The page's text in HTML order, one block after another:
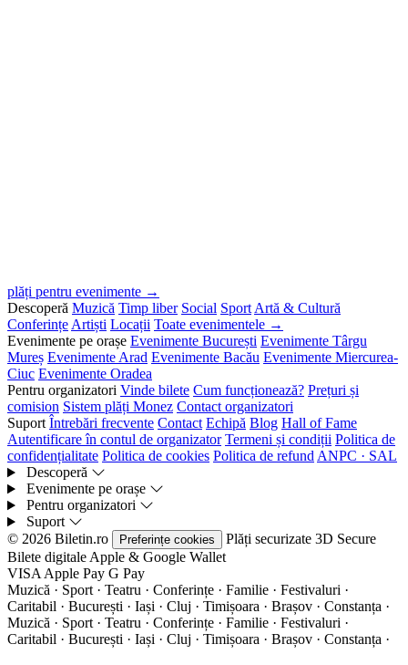
plăți pentru evenimente →
Descoperă Muzică Timp liber Social Sport Artă & Cultură
Conferințe Artiști Locații Toate evenimentele →
Evenimente pe orașe Evenimente București Evenimente Târgu
Mureș Evenimente Arad Evenimente Bacău Evenimente Miercurea-
Ciuc Evenimente Oradea
Pentru organizatori Vinde bilete Cum funcționează? Prețuri și
comision Sistem plăți Monez Contact organizatori
Suport Întrebări frecvente Contact Echipă Blog Hall of Fame
Autentificare în contul de organizator Termeni și condiții Politica de
confidențialitate Politica de cookies Politica de refund ANPC · SAL
Descoperă
Evenimente pe orașe
Pentru organizatori
Suport
© 2026 Biletin.ro
Preferințe cookies Plăți securizate 3D Secure
Bilete digitale Apple & Google Wallet
VISA Apple Pay G Pay
Muzică · Sport · Teatru · Conferințe · Familie · Festivaluri ·
Caritabil · București · Iași · Cluj · Timișoara · Brașov · Constanța ·
Muzică · Sport · Teatru · Conferințe · Familie · Festivaluri ·
Caritabil · București · Iași · Cluj · Timișoara · Brașov · Constanța ·